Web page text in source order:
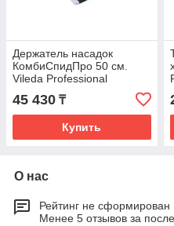
Держатель насадок
КомбиСпидПро 50 см.
Vileda Professional
45 430 ₸
Купить
О нас
Рейтинг не сформирован
Менее 5 отзывов за